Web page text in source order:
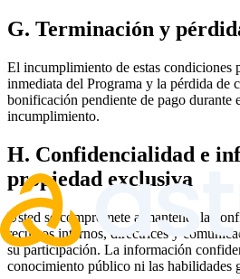
G. Terminación y
El incumplimiento de estas condiciones
inmediata del Programa y la pérdida de
bonificación pendiente de pago durante
incumplimiento.
H. Confidencialidad e
propiedad exclusiva
Usted se compromete a mantener la
recursos internos, directrices y
su participación. La información
conocimiento público ni las habilidades